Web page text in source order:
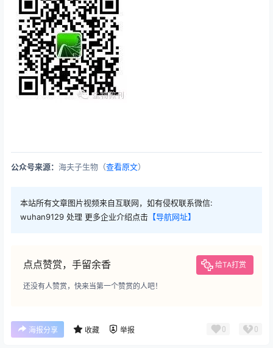
公众号来源： 海夫子生物（查看原文）
本站所有文章图片视频来自互联网，如有侵权联系微信:
wuhan9129 处理 更多企业介绍点击 【导航网址】
点点赞赏，手留余香 给TA打赏
还没有人赞赏，快来当第一个赞赏的人吧！
海报分享 收藏 举报 0 0